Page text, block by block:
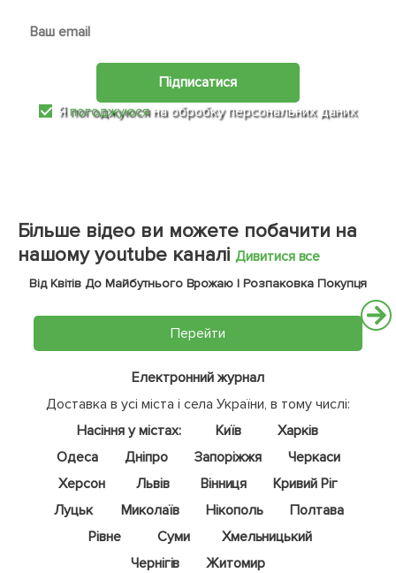
Підписатися
Япогоджуюся на обробку персональних даних
Більше відео ви можете побачити на
нашому youtube каналі Дивитися все
Від Квітів До Майбутнього Врожаю | Розпаковка Покупця
Перейти
Електронний журнал
Доставка в усі міста і села України, в тому числі:
Насіння у містах:
Київ
Харків
Одеса
Дніпро Запоріжжя
Черкаси
Херсон
Львів Вінниця
Кривий Ріг
Луцьк
Миколаїв Нікополь
Полтава
Рівне
Суми
Хмельницький
Чернігів
Житомир